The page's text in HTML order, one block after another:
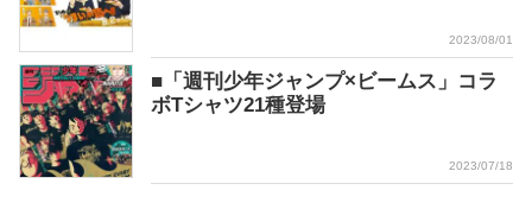
2023/08/01
■「週刊少年ジャンプ×ビームス」コラ
ボTシャツ21種登場
2023/07/18